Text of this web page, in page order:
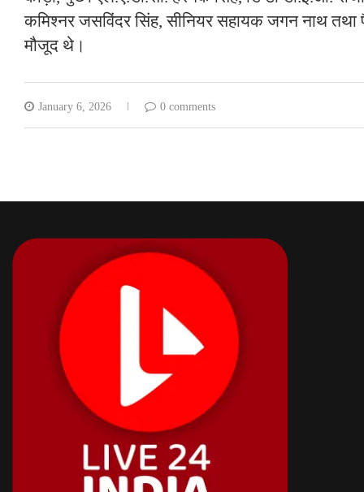
कमिश्नर जसविंदर सिंह, सीनियर सहायक जगन नाथ तथा
मौजूद थे।
January 6, 2026 0 comments